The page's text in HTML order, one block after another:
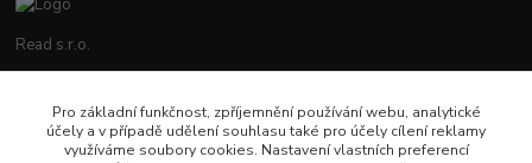
Read s.r.o.
+420 602 388 763
Po - Pá 8 - 14h
Pro základní funkčnost, zpříjemnění používání webu, analytické
účely a v případě udělení souhlasu také pro účely cílení reklamy
využíváme soubory cookies. Nastavení vlastních preferencí